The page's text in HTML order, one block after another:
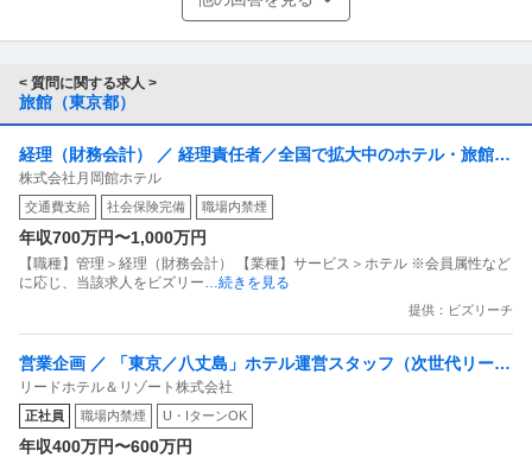
< 質問に関する求人 >
旅館（東京都）
経理（財務会計） ／ 経理責任者／全国で拡大中のホテル・旅館の
経理体制をゼロから構築するポジション（年収700～1100万円）
株式会社月岡館ホテル
交通費支給 社会保険完備 職場内禁煙
年収700万円〜1,000万円
【職種】管理＞経理（財務会計） 【業種】サービス＞ホテル ※会員属性など
に応じ、当該求人をビズリー…続きを見る
提供：ビズリーチ
営業企画 ／ 「東京／八丈島」ホテル運営スタッフ（次世代リーダ
ー候補）／自家牧場×絶景リゾート個室社員寮有 ／ U・Iターン歓
迎
リードホテル＆リゾート株式会社
正社員 職場内禁煙 U・IターンOK
年収400万円〜600万円